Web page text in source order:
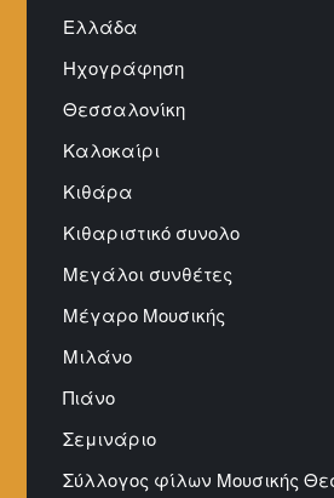
Ελλάδα
Ηχογράφηση
Θεσσαλονίκη
Καλοκαίρι
Κιθάρα
Κιθαριστικό συνολο
Μεγάλοι συνθέτες
Μέγαρο Μουσικής
Μιλάνο
Πιάνο
Σεμινάριο
Σύλλογος φίλων Μουσικής